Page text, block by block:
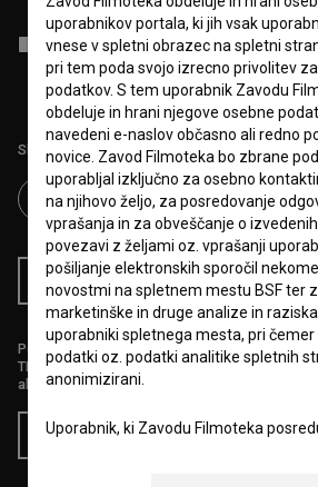
Sprejemamsplošne pogojein dajem
obdelavo osebnih podatkov.
Sledite nam na:
RSS novice RSS dogodki
Podprite nas z donacijo na
TRR: SI56 6100 0001 5706 684,
ali s kreditno kartico:
Doniraj
uporabnikov portala, ki jih vsak
vnese v spletni obrazec na spletni
pri tem poda svojo izrecno privolitev
podatkov. S tem uporabnik Zavodu
obdeluje in hrani njegove osebne
navedeni e-naslov občasno ali redno
novice. Zavod Filmoteka bo zbrane
uporabljal izključno za osebno
na njihovo željo, za posredovanje
vprašanja in za obveščanje o
povezavi z željami oz. vprašanji
pošiljanje elektronskih sporočil
novostmi na spletnem mestu BSF ter
marketinške in druge analize in
uporabniki spletnega mesta, pri
podatki oz. podatki analitike spletnih
anonimizirani.
Uporabnik, ki Zavodu Filmoteka